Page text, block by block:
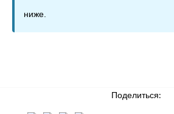
ниже.
Поделиться: